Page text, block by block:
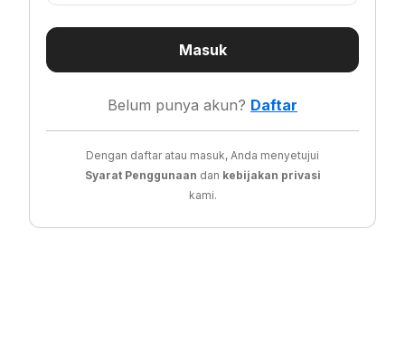
Masuk
Belum punya akun? Daftar
Dengan daftar atau masuk, Anda menyetujui
Syarat Penggunaan dan kebijakan privasi
kami.